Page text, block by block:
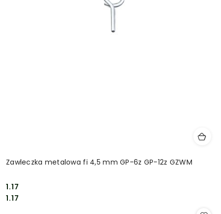
Zawleczka metalowa fi 4,5 mm GP-6z GP-12z GZWM
Cena:
1.17
Cena:
1.17